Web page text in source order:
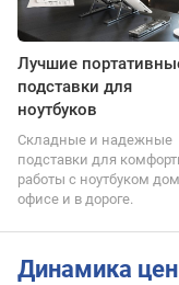
Лучшие
подставки для
ноутбуков
Складные и надежные
подставки для
работы с ноутбуком
офисе и в дороге.
Динамика цен